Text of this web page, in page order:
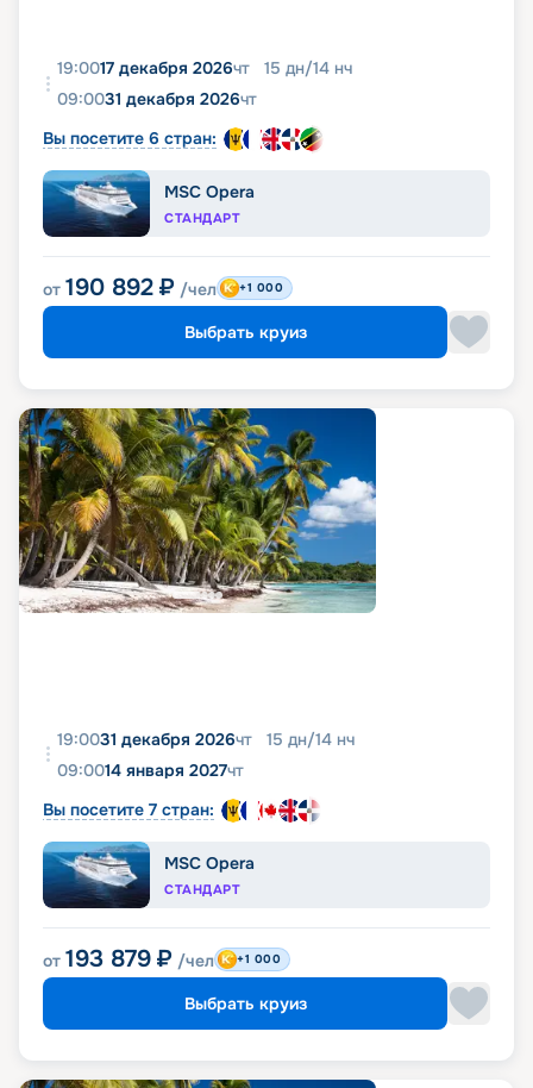
19:0017 декабря 2026чт 15 дн/14 нч
09:0031 декабря 2026чт
Вы посетите 6 стран:
MSC Opera
СТАНДАРТ
от 190 892 ₽ /чел +1 000
Выбрать круиз
19:0031 декабря 2026чт 15 дн/14 нч
09:0014 января 2027чт
Вы посетите 7 стран:
MSC Opera
СТАНДАРТ
от 193 879 ₽ /чел +1 000
Выбрать круиз